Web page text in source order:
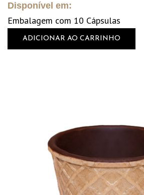
Disponível em:
Embalagem com 10 Cápsulas
ADICIONAR AO CARRINHO